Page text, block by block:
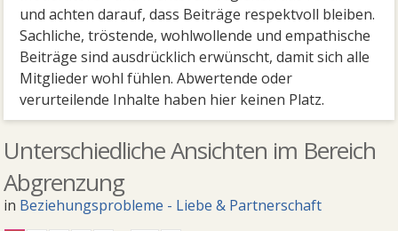
und achten darauf, dass Beiträge respektvoll bleiben.
Sachliche, tröstende, wohlwollende und empathische
Beiträge sind ausdrücklich erwünscht, damit sich alle
Mitglieder wohl fühlen. Abwertende oder
verurteilende Inhalte haben hier keinen Platz.
Unterschiedliche Ansichten im Bereich
Abgrenzung
in Beziehungsprobleme - Liebe & Partnerschaft